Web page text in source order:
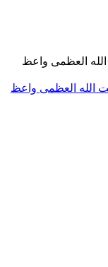
الله العظمی واعظ